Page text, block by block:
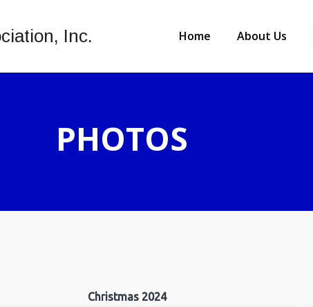
Inc. Home About Us
PHOTOS
Christmas 2024